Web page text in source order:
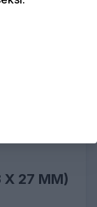
X 27 MM)